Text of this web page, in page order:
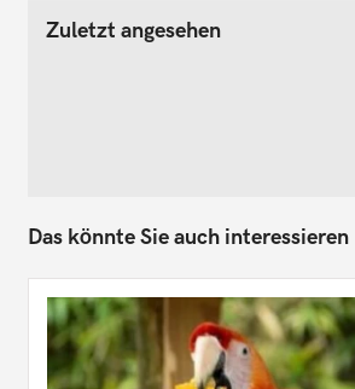
Zuletzt angesehen
Das könnte Sie auch interessieren